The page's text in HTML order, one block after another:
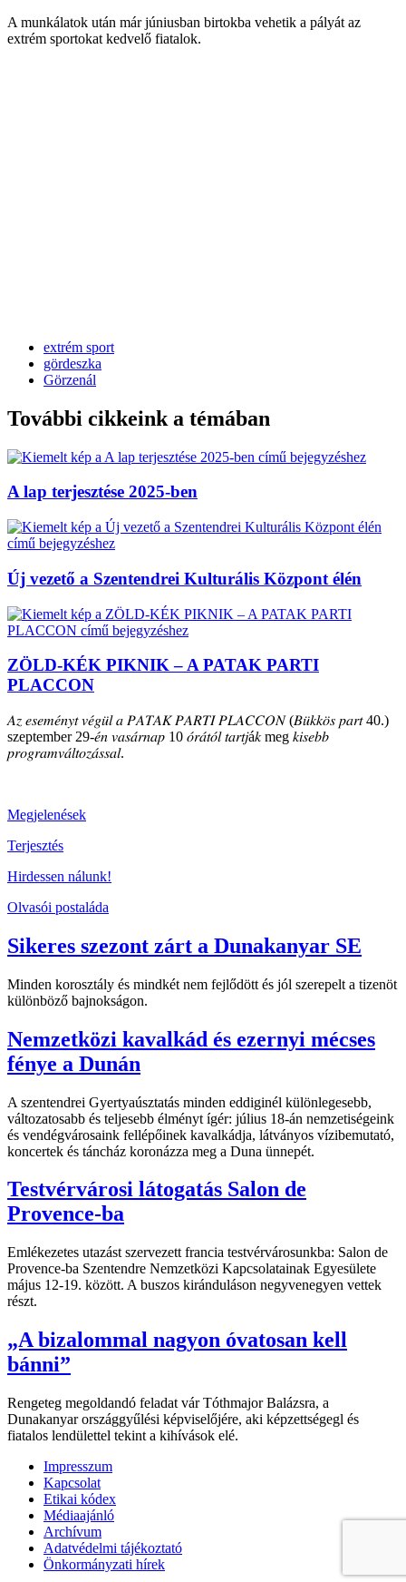
A munkálatok után már júniusban birtokba vehetik a pályát az
extrém sportokat kedvelő fiatalok.
extrém sport
gördeszka
Görzenál
További cikkeink a témában
A lap terjesztése 2025-ben
Új vezető a Szentendrei Kulturális Központ élén
ZÖLD-KÉK PIKNIK – A PATAK PARTI
PLACCON
𝐴𝑧 𝑒𝑠𝑒𝑚𝑒́𝑛𝑦𝑡 𝑣𝑒́𝑔𝑢̈𝑙 𝑎 𝑃𝐴𝑇𝐴𝐾 𝑃𝐴𝑅𝑇𝐼 𝑃𝐿𝐴𝐶𝐶𝑂𝑁 (𝐵𝑢̈𝑘𝑘𝑜̈𝑠 𝑝𝑎𝑟𝑡 40.)
szeptember 29-𝑒́𝑛 𝑣𝑎𝑠𝑎́𝑟𝑛𝑎𝑝 10 𝑜́𝑟𝑎́𝑡𝑜́𝑙 𝑡𝑎𝑟𝑡𝑗á𝑘 meg 𝑘𝑖𝑠𝑒𝑏𝑏
𝑝𝑟𝑜𝑔𝑟𝑎𝑚𝑣𝑎́𝑙𝑡𝑜𝑧𝑎́𝑠𝑠𝑎𝑙.
Megjelenések
Terjesztés
Hirdessen nálunk!
Olvasói postaláda
Sikeres szezont zárt a Dunakanyar SE
Minden korosztály és mindkét nem fejlődött és jól szerepelt a tizenöt
különböző bajnokságon.
Nemzetközi kavalkád és ezernyi mécses
fénye a Dunán
A szentendrei Gyertyaúsztatás minden eddiginél különlegesebb,
változatosabb és teljesebb élményt ígér: július 18-án nemzetiségeink
és vendégvárosaink fellépőinek kavalkádja, látványos vízibemutató,
koncertek és táncház koronázza meg a Duna ünnepét.
Testvérvárosi látogatás Salon de
Provence-ba
Emlékezetes utazást szervezett francia testvérvárosunkba: Salon de
Provence-ba Szentendre Nemzetközi Kapcsolatainak Egyesülete
május 12-19. között. A buszos kiránduláson negyvenegyen vettek
részt.
„A bizalommal nagyon óvatosan kell
bánni”
Rengeteg megoldandó feladat vár Tóthmajor Balázsra, a
Dunakanyar országgyűlési képviselőjére, aki képzettségegl és
fiatalos lendülettel tekint a kihívások elé.
Impresszum
Kapcsolat
Etikai kódex
Médiaajánló
Archívum
Adatvédelmi tájékoztató
Önkormányzati hírek